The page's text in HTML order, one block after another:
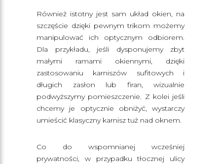
Również istotny jest sam układ okien, na
szczęście dzięki pewnym trikom możemy
manipulować ich optycznym odbiorem.
Dla przykładu, jeśli dysponujemy zbyt
małymi ramami okiennymi, dzięki
zastosowaniu karniszów sufitowych i
długich zasłon lub firan, wizualnie
podwyższymy pomieszczenie. Z kolei jeśli
chcemy je optycznie obniżyć, wystarczy
umieścić klasyczny karnisz tuż nad oknem.
Co do wspomnianej wcześniej
prywatności, w przypadku tłocznej ulicy